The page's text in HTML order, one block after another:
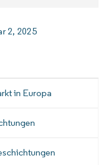
2, 2025
in Europa